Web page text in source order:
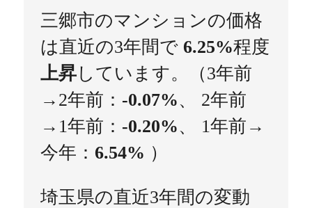
三郷市のマンションの価格
は直近の3年間で 6.25%程度
上昇しています。（3年前
→2年前： -0.07%、 2年前
→1年前： -0.20%、 1年前→
今年： 6.54% ）
埼玉県の直近3年間の変動